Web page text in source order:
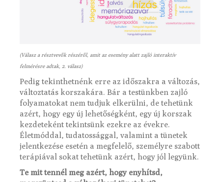
(Válasz a résztvevők részéről, amit az esemény alatt zajló interaktív
felmérésre adtak, 2. válasz)
Pedig tekinthetnénk erre az időszakra a változás,
változtatás korszakára. Bár a testünkben zajló
folyamatokat nem tudjuk elkerülni, de tehetünk
azért, hogy egy új lehetőségként, egy új korszak
kezdeteként tekintsünk ezekre az évekre.
Életmóddal, tudatossággal, valamint a tünetek
jelentkezése esetén a megfelelő, személyre szabott
terápiával sokat tehetünk azért, hogy jól legyünk.
Te mit tennél meg azért, hogy enyhítsd,